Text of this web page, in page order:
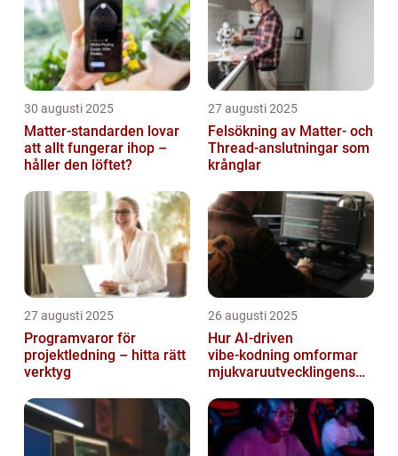
30 augusti 2025
Matter-standarden lovar
att allt fungerar ihop –
håller den löftet?
27 augusti 2025
Felsökning av Matter‑ och
Thread‑anslutningar som
krånglar
27 augusti 2025
Programvaror för
projektledning – hitta rätt
verktyg
26 augusti 2025
Hur AI‑driven
vibe‑kodning omformar
mjukvaruutvecklingens